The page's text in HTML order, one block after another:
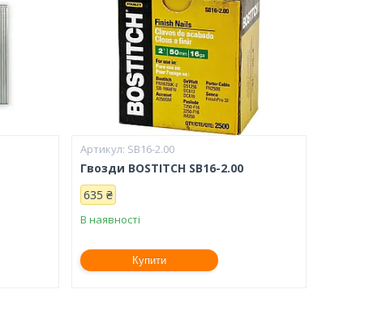
SB16-2.00
Гвозди BOSTITCH SB16-2.00
635 ₴
В наявності
Купити